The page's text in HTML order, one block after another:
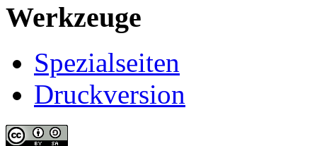
Werkzeuge
Spezialseiten
Druckversion